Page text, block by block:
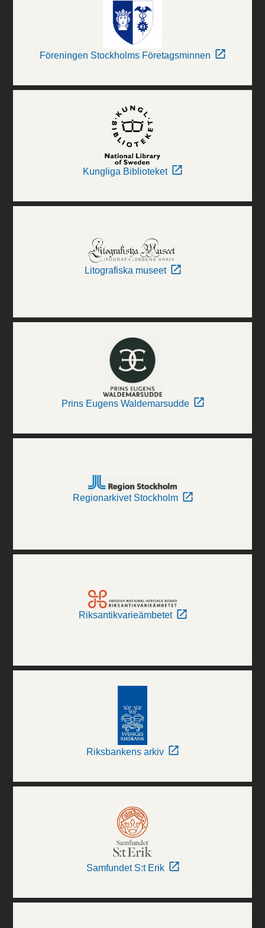
Föreningen Stockholms Företagsminnen
Kungliga Biblioteket
Litografiska museet
Prins Eugens Waldemarsudde
Regionarkivet Stockholm
Riksantikvarieämbetet
Riksbankens arkiv
Samfundet S:t Erik